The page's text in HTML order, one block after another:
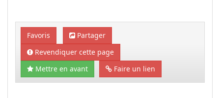
Favoris
Partager
Revendiquer cette page
Mettre en avant
Faire un lien